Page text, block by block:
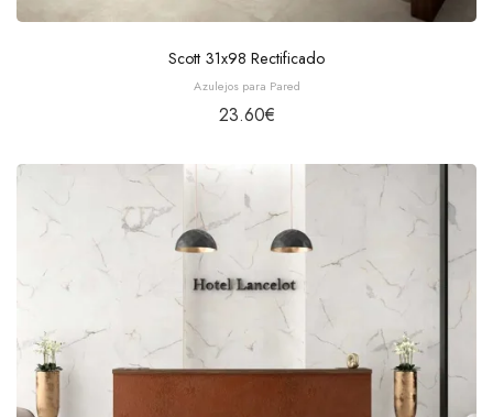
Scott 31x98 Rectificado
Azulejos para Pared
23.60€